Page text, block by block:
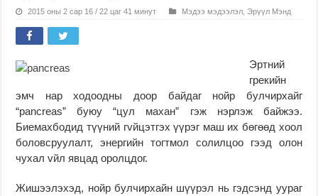
2015 оны 2 сар 16 / 22 цаг 41 минут Мэдээ мэдээлэл Эрүүл Мэнд
Эртний
грекийн
эмч нар ходоодны доор байдаг нойр булчирхайг
“pancreas” буюу “цул махан” гэж нэрлэж байжээ.
Биемахбодид түүний гvйцэтгэх үүрэг маш их бөгөөд хоол
боловсруулалт, энергийн тогтмол солилцоо гээд олон
чухал vйл явцад оролцдог.
Жишээлэхэд, нойр булчирхайн шүүрэл нь гэдсэнд уураг